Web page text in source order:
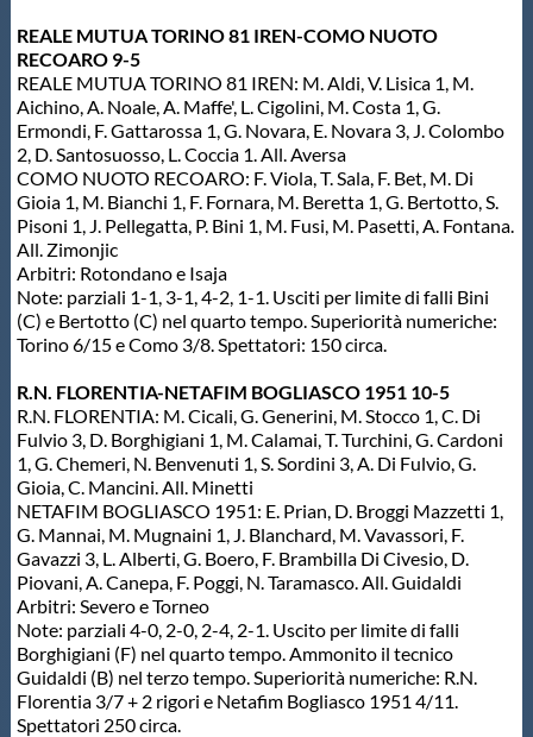
REALE MUTUA TORINO 81 IREN-COMO NUOTO
RECOARO 9-5
REALE MUTUA TORINO 81 IREN: M. Aldi, V. Lisica 1, M.
Aichino, A. Noale, A. Maffe', L. Cigolini, M. Costa 1, G.
Ermondi, F. Gattarossa 1, G. Novara, E. Novara 3, J. Colombo
2, D. Santosuosso, L. Coccia 1. All. Aversa
COMO NUOTO RECOARO: F. Viola, T. Sala, F. Bet, M. Di
Gioia 1, M. Bianchi 1, F. Fornara, M. Beretta 1, G. Bertotto, S.
Pisoni 1, J. Pellegatta, P. Bini 1, M. Fusi, M. Pasetti, A. Fontana.
All. Zimonjic
Arbitri: Rotondano e Isaja
Note: parziali 1-1, 3-1, 4-2, 1-1. Usciti per limite di falli Bini
(C) e Bertotto (C) nel quarto tempo. Superiorità numeriche:
Torino 6/15 e Como 3/8. Spettatori: 150 circa.
R.N. FLORENTIA-NETAFIM BOGLIASCO 1951 10-5
R.N. FLORENTIA: M. Cicali, G. Generini, M. Stocco 1, C. Di
Fulvio 3, D. Borghigiani 1, M. Calamai, T. Turchini, G. Cardoni
1, G. Chemeri, N. Benvenuti 1, S. Sordini 3, A. Di Fulvio, G.
Gioia, C. Mancini. All. Minetti
NETAFIM BOGLIASCO 1951: E. Prian, D. Broggi Mazzetti 1,
G. Mannai, M. Mugnaini 1, J. Blanchard, M. Vavassori, F.
Gavazzi 3, L. Alberti, G. Boero, F. Brambilla Di Civesio, D.
Piovani, A. Canepa, F. Poggi, N. Taramasco. All. Guidaldi
Arbitri: Severo e Torneo
Note: parziali 4-0, 2-0, 2-4, 2-1. Uscito per limite di falli
Borghigiani (F) nel quarto tempo. Ammonito il tecnico
Guidaldi (B) nel terzo tempo. Superiorità numeriche: R.N.
Florentia 3/7 + 2 rigori e Netafim Bogliasco 1951 4/11.
Spettatori 250 circa.